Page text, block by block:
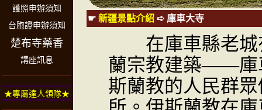
護照申辦須知
台胞證申辦須知
楚布寺藥香
講座訊息
★專屬達人領隊★
☛ 新疆景點介紹➪ 庫車大寺
在庫車縣老城
蘭宗教建築——庫
斯蘭教的人民群